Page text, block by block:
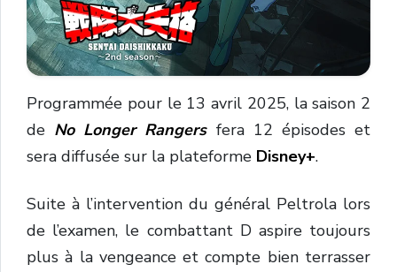
Programmée pour le 13 avril 2025, la saison 2
de No Longer Rangersfera 12 épisodes et
sera diffusée sur la plateforme Disney+.
Suite à l’intervention du général Peltrola lors
de l’examen, le combattant D aspire toujours
plus à la vengeance et compte bien terrasser